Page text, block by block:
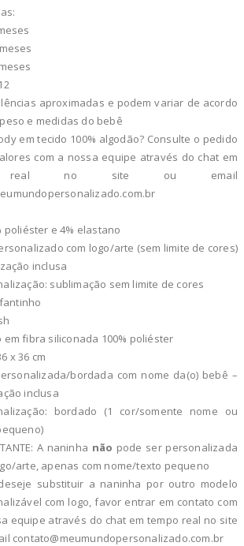
aproximadas e podem variar de acordo
e medidas do bebê
em tecido 100% algodão? Consulte o pedido
com a nossa equipe através do chat em
real no site ou email
poliéster e 4% elastano
com logo/arte (sem limite de cores)
inclusa
sublimação sem limite de cores
em fibra siliconada 100% poliéster
x 36 cm
bordada com nome da(o) bebê –
inclusa
bordado (1 cor/somente nome ou
A naninha não pode ser personalizada
arte, apenas com nome/texto pequeno
substituir a naninha por outro modelo
com logo, favor entrar em contato com
equipe através do chat em tempo real no site
contato@meumundopersonalizado.com.br